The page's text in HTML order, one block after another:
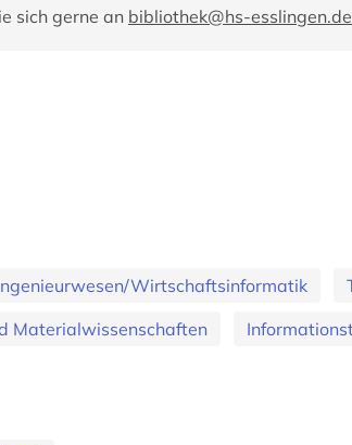
sich gerne an bibliothek@hs-esslingen.de
Wirtschaftsinformatik
Materialwissenschaften